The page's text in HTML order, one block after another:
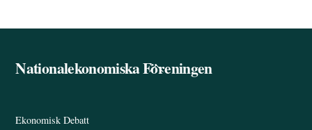
Back
Nationalekonomiska Föreningen
Ekonomisk Debatt